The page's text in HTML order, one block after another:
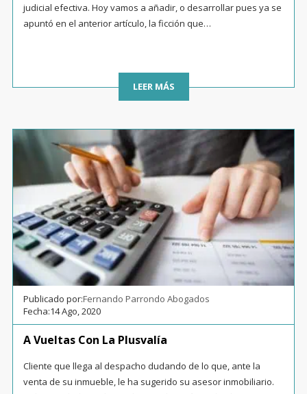
judicial efectiva. Hoy vamos a añadir, o desarrollar pues ya se
apuntó en el anterior artículo, la ficción que…
LEER MÁS
Publicado por:Fernando Parrondo Abogados
Fecha:14 Ago, 2020
A Vueltas Con La Plusvalía
Cliente que llega al despacho dudando de lo que, ante la
venta de su inmueble, le ha sugerido su asesor inmobiliario.